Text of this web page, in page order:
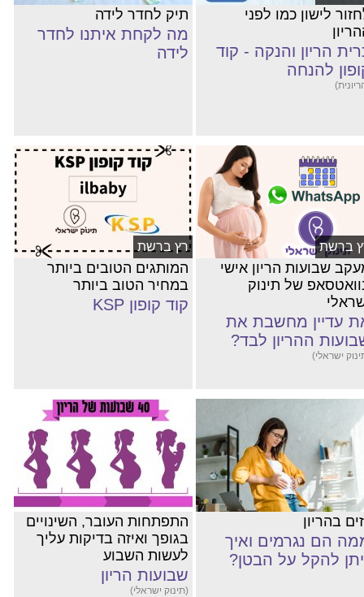
לישון כמו לפני
הריון והנקה - קוד
להנחה
תיק לחדר לידה
מה לקחת איתנו לחדר
לידה
ברשת
שבועות הריון אישי
של תינוק
עדיין מחשבת את
ההריון לבד?
ישראלי)
רץ ברשת
המותגים הטובים ביותר
במחיר הטוב ביותר
קוד קופון KSP
בהריון
הם נגרמים ואיך
להקל על הבטן?
התפתחות העובר, השינויים
בגופך ואיזה בדיקות עליך
לעשות השבוע
שבועות הריון
(תינוק ישראלי)